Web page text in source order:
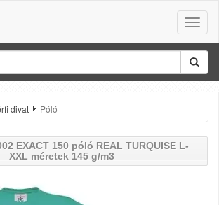
Toggle
divat Póló
EXACT 150 póló REAL TURQUISE L-
XXL méretek 145 g/m3